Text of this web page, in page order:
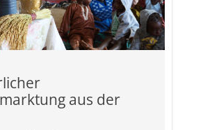
aus der